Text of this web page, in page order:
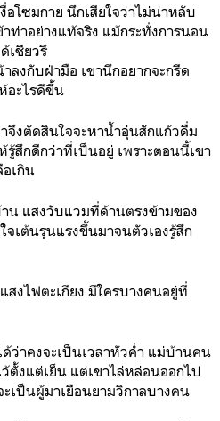
โซมกาย นึกเสียใจว่าไม่น่าหลับ
าท่าอย่างแท้จริง แม้กระทั่งการนอน
เชียวรึ
งกับฝ่ามือ เขานึกอยากจะกรีด
อะไรดีขึ้น
จึงตัดสินใจจะหาน้ำอุ่นสักแก้วดื่ม
สึกดีกว่าที่เป็นอยู่ เพราะตอนนี้เขา
เกิน
แสงวับแวมที่ด้านตรงข้ามของ
เต้นรุนแรงขึ้นมาจนตัวเองรู้สึก
สงไฟตะเกียง มีใครบางคนอยู่ที่
ว่าคงจะเป็นเวลาหัวค่ำ แม่บ้านคน
ตั้งแต่เย็น แต่เขาไล่หล่อนออกไป
เป็นผู้มาเยือนยามวิกาลบางคน